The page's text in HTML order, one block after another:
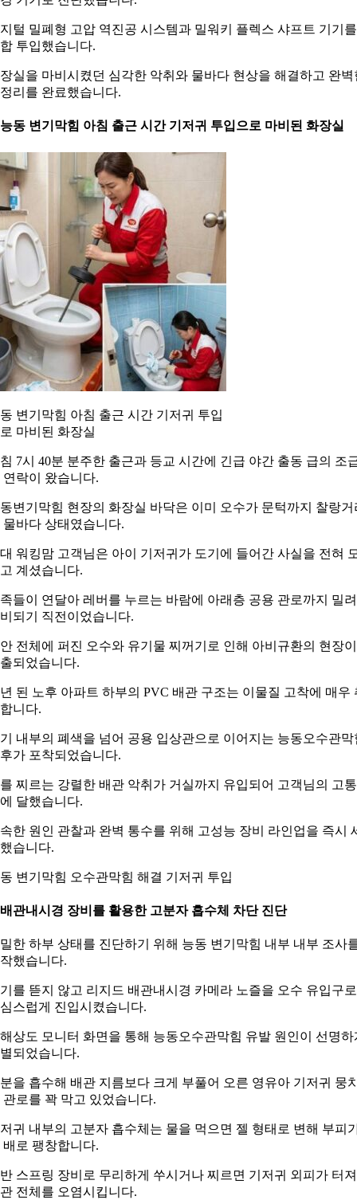
털 밀폐형 고압 역진공 시스템과 밀워키 플렉스 샤프트 기기를
투입했습니다.
실을 마비시켰던 심각한 악취와 물바다 현상을 해결하고 완벽
리를 완료했습니다.
동 변기막힘 아침 출근 시간 기저귀 투입으로 마비된 화장실
변기막힘 아침 출근 시간 기저귀 투입
마비된 화장실
7시 40분 분주한 출근과 등교 시간에 긴급 야간 출동 급의 조
연락이 왔습니다.
변기막힘 현장의 화장실 바닥은 이미 오수가 문턱까지 찰랑거
물바다 상태였습니다.
워킹맘 고객님은 아이 기저귀가 도기에 들어간 사실을 전혀
계셨습니다.
들이 연달아 레버를 누르는 바람에 아래층 공용 관로까지 밀
되기 직전이었습니다.
전체에 퍼진 오수와 유기물 찌꺼기로 인해 아비규환의 현장이
되었습니다.
된 노후 아파트 하부의 PVC 배관 구조는 이물질 고착에 매우
니다.
내부의 폐색을 넘어 공용 입상관으로 이어지는 능동오수관막
가 포착되었습니다.
찌르는 강렬한 배관 악취가 거실까지 유입되어 고객님의 고
달했습니다.
한 원인 관찰과 완벽 통수를 위해 고성능 장비 라인업을 즉시
습니다.
변기막힘 오수관막힘 해결 기저귀 투입
관내시경 장비를 활용한 고분자 흡수체 차단 진단
한 하부 상태를 진단하기 위해 능동 변기막힘 내부 내부 조사
했습니다.
를 뜯지 않고 리지드 배관내시경 카메라 노즐을 오수 유입구로
스럽게 진입시켰습니다.
상도 모니터 화면을 통해 능동오수관막힘 유발 원인이 선명하
되었습니다.
을 흡수해 배관 지름보다 크게 부풀어 오른 영유아 기저귀 뭉
관로를 꽉 막고 있었습니다.
귀 내부의 고분자 흡수체는 물을 먹으면 젤 형태로 변해 부피
배로 팽창합니다.
스프링 장비로 무리하게 쑤시거나 찌르면 기저귀 외피가 터져
전체를 오염시킵니다.